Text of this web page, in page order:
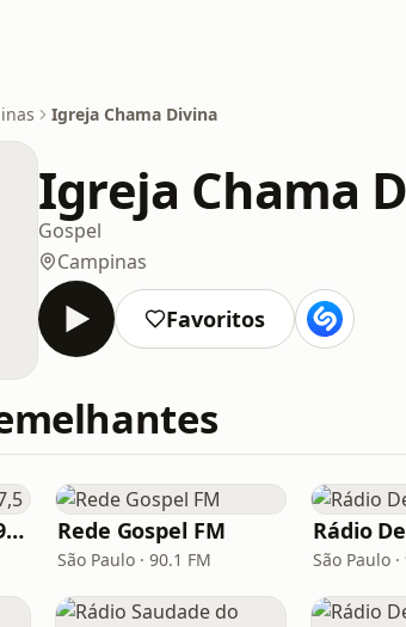
Igreja Chama Divina
Igreja Chama
Gospel
Campinas
Favoritos
Rádio Melodia FM 97,5 Rede Gospel FM
São Paulo · 90.1 FM
Rádio
São Paulo